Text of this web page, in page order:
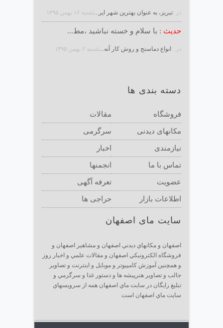
در :تبریز، به عنوان بهترین شهر ایر... |شنبه ۱۶ بهمن ۱۳۹۵
حدیث : با سلام و خسته نباشید ،مط...
در : انواع دماسنج و روش كار آنه... |شنبه ۲ بهمن ۱۳۹۵
دسته بندی ها
مقالات فروشگاه
سرگرمی مکانهای دیدنی
اخبار نیازمندی
انجمنها تماس با ما
تعرفه آگهی عضویت
حراجی ها اطلاعات بازار
سایت مای اصفهان
اصفهان و مكانهاي ديدني اصفهان و مشاهير اصفهان و
فروشگاه الكترونيكي اصفهان و مقالات علمي و اخبار روز
و همچنين آموزش كامپيوتر و موبايل و اينترنت و تصاوير
جالب و تصاوير هنرپيشه ها و دستور غذا و سرگرمي و
تبليغ رايگان در سايت ماي اصفهان همه از سرويسهاي
سايت ماي اصفهان است